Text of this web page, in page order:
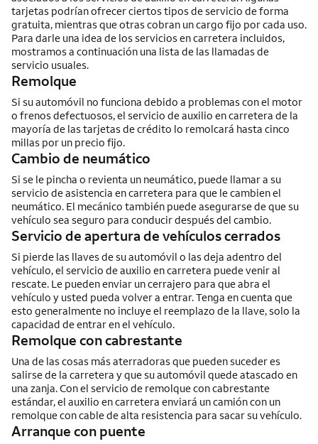
tarjetas podrían ofrecer ciertos tipos de servicio de forma
gratuita, mientras que otras cobran un cargo fijo por cada uso.
Para darle una idea de los servicios en carretera incluidos,
mostramos a continuación una lista de las llamadas de
servicio usuales.
Remolque
Si su automóvil no funciona debido a problemas con el motor
o frenos defectuosos, el servicio de auxilio en carretera de la
mayoría de las tarjetas de crédito lo remolcará hasta cinco
millas por un precio fijo.
Cambio de neumático
Si se le pincha o revienta un neumático, puede llamar a su
servicio de asistencia en carretera para que le cambien el
neumático. El mecánico también puede asegurarse de que su
vehículo sea seguro para conducir después del cambio.
Servicio de apertura de vehículos cerrados
Si pierde las llaves de su automóvil o las deja adentro del
vehículo, el servicio de auxilio en carretera puede venir al
rescate. Le pueden enviar un cerrajero para que abra el
vehículo y usted pueda volver a entrar. Tenga en cuenta que
esto generalmente no incluye el reemplazo de la llave, solo la
capacidad de entrar en el vehículo.
Remolque con cabrestante
Una de las cosas más aterradoras que pueden suceder es
salirse de la carretera y que su automóvil quede atascado en
una zanja. Con el servicio de remolque con cabrestante
estándar, el auxilio en carretera enviará un camión con un
remolque con cable de alta resistencia para sacar su vehículo.
Arranque con puente